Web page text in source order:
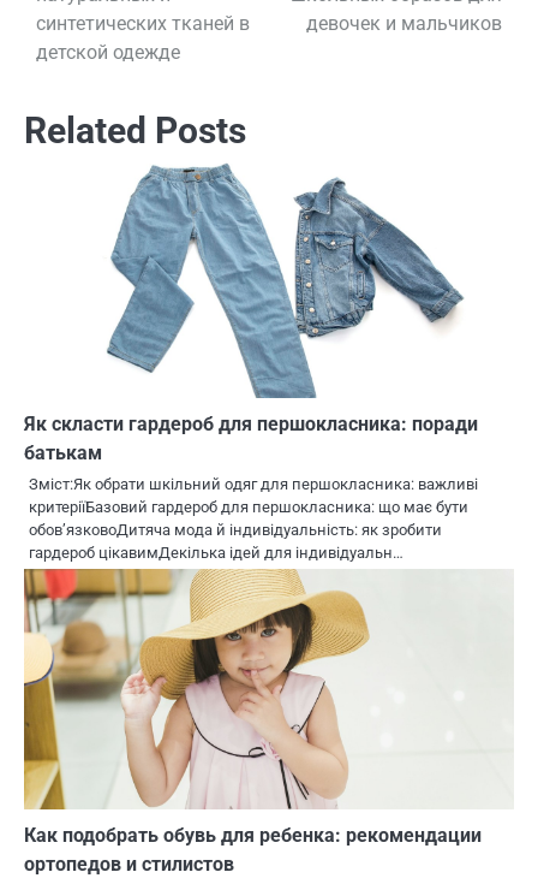
по
записям
синтетических тканей в
детской одежде
девочек и мальчиков
Related Posts
Як скласти гардероб для першокласника: поради
батькам
Зміст:Як обрати шкільний одяг для першокласника: важливі
критеріїБазовий гардероб для першокласника: що має бути
обов’язковоДитяча мода й індивідуальність: як зробити
гардероб цікавимДекілька ідей для індивідуальн…
Как подобрать обувь для ребенка: рекомендации
ортопедов и стилистов